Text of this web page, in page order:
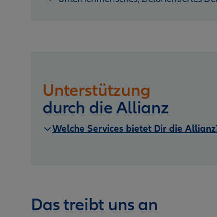
Unterstützung
durch die Allianz
Welche Services bietet Dir die
Das treibt uns an